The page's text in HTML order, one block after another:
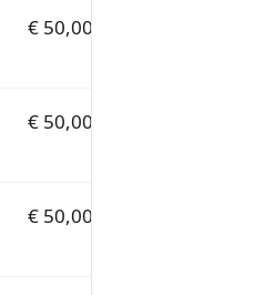
€ 50,00
€ 50,00
€ 50,00